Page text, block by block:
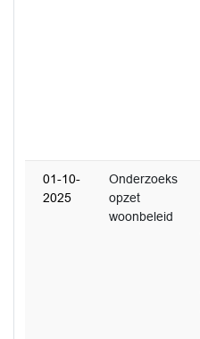
01-10-
2025
Onderzoeks
opzet
woonbeleid